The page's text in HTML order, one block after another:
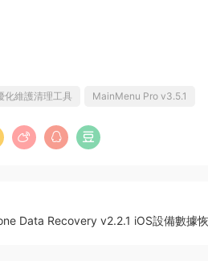
化維護清理工具 MainMenu Pro v3.5.1
Data Recovery v2.2.1 iOS設備數據